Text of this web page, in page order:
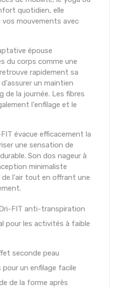
quotidien, elle
mouvements avec
épouse
du corps comme une
rapidement sa
un maintien
la journée. Les fibres
l'enfilage et le
évacue efficacement la
une sensation de
Son dos nageur à
minimaliste
l'air tout en offrant une
FIT anti-transpiration
pour les activités à faible
seconde peau
un enfilage facile
de la forme après